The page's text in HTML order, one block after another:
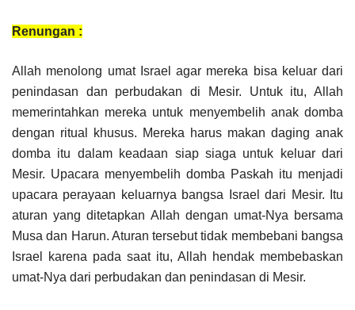
Renungan :
Allah menolong umat Israel agar mereka bisa keluar dari
penindasan dan perbudakan di Mesir. Untuk itu, Allah
memerintahkan mereka untuk menyembelih anak domba
dengan ritual khusus. Mereka harus makan daging anak
domba itu dalam keadaan siap siaga untuk keluar dari
Mesir. Upacara menyembelih domba Paskah itu menjadi
upacara perayaan keluarnya bangsa Israel dari Mesir. Itu
aturan yang ditetapkan Allah dengan umat-Nya bersama
Musa dan Harun. Aturan tersebut tidak membebani bangsa
Israel karena pada saat itu, Allah hendak membebaskan
umat-Nya dari perbudakan dan penindasan di Mesir.